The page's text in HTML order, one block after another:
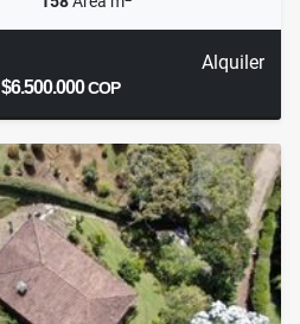
Alquiler
$6.500.000COP